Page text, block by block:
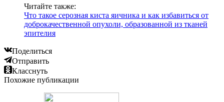
Читайте также:
Что такое серозная киста яичника и как избавиться от
доброкачественной опухоли, образованной из тканей
эпителия
Поделиться
Отправить
Класснуть
Похожие публикации